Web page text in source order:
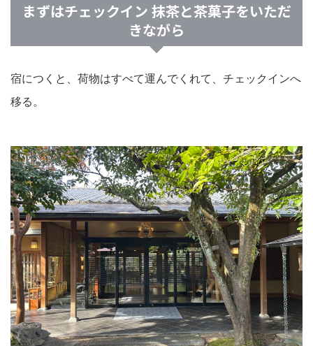
まずはチェックイン 抹茶と茶菓子をいただ
きながら
宿につくと、荷物はすべて運んでくれて、チェックインへ
移る。